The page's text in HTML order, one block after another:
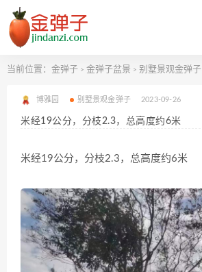
当前位置： 金弹子 > 金弹子盆景 > 别墅景观金弹子
博雅园 别墅景观金弹子 2023-09-26
米经19公分，分枝2.3，总高度约6米
米经19公分，分枝2.3，总高度约6米